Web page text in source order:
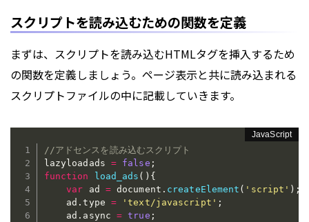
スクリプトを読み込むための関数を定義
まずは、スクリプトを読み込むHTMLタグを挿入するため
の関数を定義しましょう。ページ表示と共に読み込まれる
スクリプトファイルの中に記載していきます。
//アドセンスを読み込むスクリプト
lazyloadads = false ;
function
load_ads ( ) {
var ad = document . createElement ( 'script' ) ;
    ad
.type = 'text/javascript' ;
    ad
. async = true ;